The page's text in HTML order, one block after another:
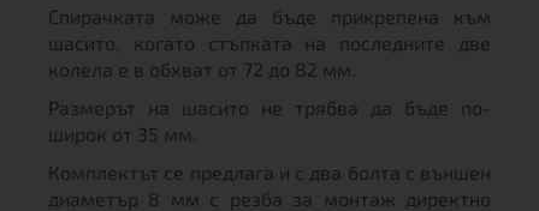
Спирачката може да бъде прикрепена към
шасито, когато стъпката на последните две
колела е в обхват от 72 до 82 мм.
Размерът на шасито не трябва да бъде по-
широк от 35 мм.
Комплектът се предлага и с два болта с външен
диаметър 8 мм с резба за монтаж директно